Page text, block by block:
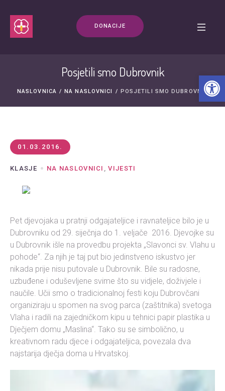
DONACIJE
Posjetili smo Dubrovnik
NASLOVNICA / NA NASLOVNICI / POSJETILI SMO DUBROVNIK
01.03.2016.
KLASJE NA NASLOVNICI ,VIJESTI
Pet djevojaka u pratnji odgajateljice i ravnateljice bilo je u
Dubrovniku od 29. siječnja do 1. veljače 2016. Djevojke su
u Dubrovnik išle na provedbu projekta „Slavonci sv. Vlahu u
pohode“. Za njih je taj put bio jedinstveno iskustvo jer
nikada prije nisu putovale u Dubrovnik. Bile su radosne,
uzbuđene i oduševljene svime što su vidjele, doživjele i
naučile. Učii smo o tradicionalnoj festi koju Dubrovčani
organiziraju u spomen na svog parca (zaštitnika) svetoga
Vlaha i radili na zajedničkom kipu u tehnici papir plastika u
Dječjem domu „Maslina“. Tako su se simbolično, u
kreativnom radu djece i odgajateljica, povezala dva
najstarija dječja doma u Hrvatskoj.